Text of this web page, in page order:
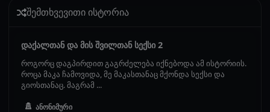
შემთხვევითი ისტორია
დაქალთან და მის შვილთან სექსი 2
როგორც დაგპირდით გაგრძელება იქნებოდა ამ ისტორიის.
როცა მაკა ჩამოვიდა, მე მაკასთანაც მქონდა სექსი და
გიოსთანაც. მაგრამ ...
ანონიმური